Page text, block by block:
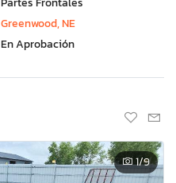
Greenwood, NE
En Aprobación
1/9